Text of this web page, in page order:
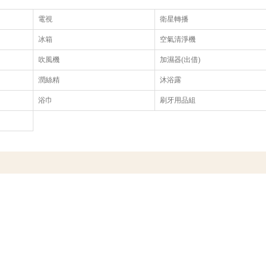
電視 衛星轉播
冰箱 空氣清淨機
吹風機 加濕器(出借)
潤絲精 沐浴露
浴巾 刷牙用品組